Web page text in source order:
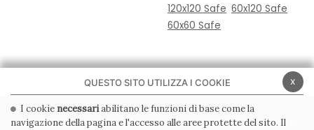
120x120 Safe 60x120 Safe
60x60 Safe
PRIVACY POLICY COOKIE POLICY
x
QUESTO SITO UTILIZZA I COOKIE
I cookie necessariabilitano le funzioni di base come la
navigazione della pagina e l'accesso alle aree protette del sito. Il